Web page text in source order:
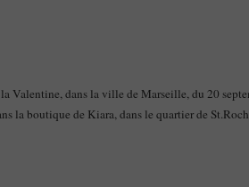
Valentine, dans la ville de Marseille, du 20
la boutique de Kiara, dans le quartier de